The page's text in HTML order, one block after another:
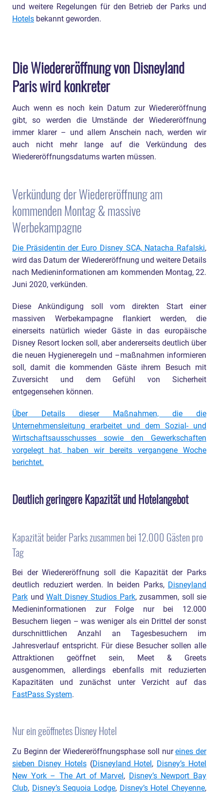
und weitere Regelungen für den Betrieb der Parks und
Hotels bekannt geworden.
Die Wiedereröffnung von Disneyland
Paris wird konkreter
Auch wenn es noch kein Datum zur Wiedereröffnung
gibt, so werden die Umstände der Wiedereröffnung
immer klarer – und allem Anschein nach, werden wir
auch nicht mehr lange auf die Verkündung des
Wiedereröffnungsdatums warten müssen.
Verkündung der Wiedereröffnung am
kommenden Montag & massive
Werbekampagne
Die Präsidentin der Euro Disney SCA, Natacha Rafalski,
wird das Datum der Wiedereröffnung und weitere Details
nach Medieninformationen am kommenden Montag, 22.
Juni 2020, verkünden.
Diese Ankündigung soll vom direkten Start einer
massiven Werbekampagne flankiert werden, die
einerseits natürlich wieder Gäste in das europäische
Disney Resort locken soll, aber andererseits deutlich über
die neuen Hygieneregeln und –maßnahmen informieren
soll, damit die kommenden Gäste ihrem Besuch mit
Zuversicht und dem Gefühl von Sicherheit
entgegensehen können.
Über Details dieser Maßnahmen, die die
Unternehmensleitung erarbeitet und dem Sozial- und
Wirtschaftsausschusses sowie den Gewerkschaften
vorgelegt hat, haben wir bereits vergangene Woche
berichtet.
Deutlich geringere Kapazität und Hotelangebot
Kapazität beider Parks zusammen bei 12.000 Gästen pro
Tag
Bei der Wiedereröffnung soll die Kapazität der Parks
deutlich reduziert werden. In beiden Parks, Disneyland
Park und Walt Disney Studios Park, zusammen, soll sie
Medieninformationen zur Folge nur bei 12.000
Besuchern liegen – was weniger als ein Drittel der sonst
durschnittlichen Anzahl an Tagesbesuchern im
Jahresverlauf entspricht. Für diese Besucher sollen alle
Attraktionen geöffnet sein, Meet & Greets
ausgenommen, allerdings ebenfalls mit reduzierten
Kapazitäten und zunächst unter Verzicht auf das
FastPass System.
Nur ein geöffnetes Disney Hotel
Zu Beginn der Wiedereröffnungsphase soll nureines der
sieben Disney Hotels(Disneyland Hotel , Disney’s Hotel
New York – The Art of Marvel , Disney’s Newport Bay
Club, Disney’s Sequoia Lodge, Disney’s Hotel Cheyenne,